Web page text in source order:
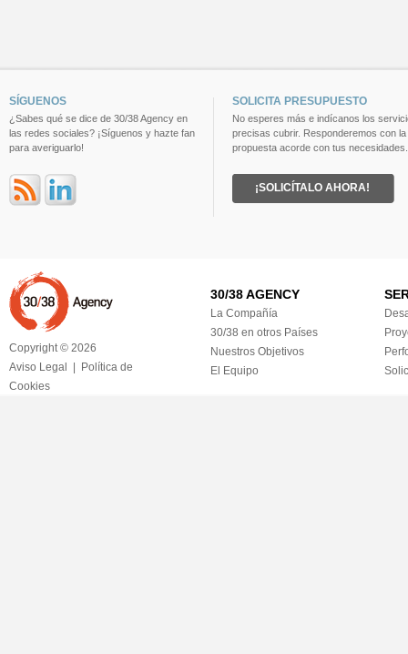
SÍGUENOS
¿Sabes qué se dice de 30/38 Agency en
las redes sociales? ¡Síguenos y hazte fan
para averiguarlo!
SOLICITA PRESUPUESTO
No esperes más e indícanos los
precisas cubrir. Responderemos con la
propuesta acorde con tus necesidades.
¡SOLICÍTALO AHORA!
30/38 AGENCY
La Compañía
30/38 en otros Países
Nuestros Objetivos
El Equipo
Copyright © 2026
Aviso Legal
Política de
Cookies